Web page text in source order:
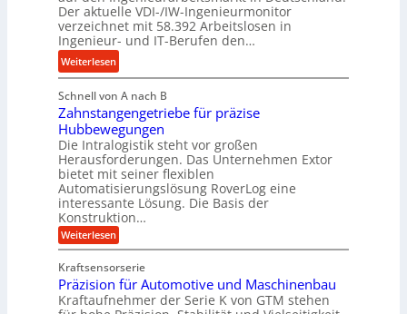
y
d
r
a
l
i
k
i
m
V
e
r
g
e
c
a
n
g
e
b
i
g
e
K
u
g
e
l
g
e
w
i
s
s
t
e
g
e
r
t
U
m
s
a
t
u
n
Der aktuelle VDI-/IW-Ingenieurmonitor
verzeichnet mit 58.392 Arbeitslosen in
Ingenieur- und IT-Berufen den…
Weiterlesen:
M
e
h
r
A
r
b
e
i
t
s
l
o
s
Schnell von A nach B
Zahnstangengetriebe für präzise
Hubbewegungen
Die Intralogistik steht vor großen
Herausforderungen. Das Unternehmen Extor
bietet mit seiner flexiblen
Automatisierungslösung RoverLog eine
interessante Lösung. Die Basis der
Konstruktion…
Weiterlesen:
Z
h
n
s
t
Kraftsensorserie
Präzision für Automotive und Maschinenbau
Kraftaufnehmer der Serie K von GTM stehen